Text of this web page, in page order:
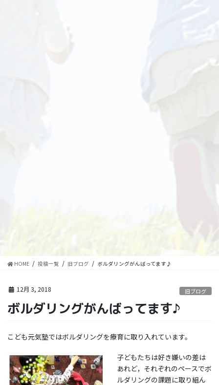
HOME 投稿一覧 旧ブログ ボルダリングがんばってます♪
12月 3, 2018 旧ブログ
ボルダリングがんばってます♪
こども元気塾ではボルダリングを療育に取り入れています。
子どもたちは好き嫌いの差は
あれど，それぞれのペースでボ
ルダリングの課題に取り組ん